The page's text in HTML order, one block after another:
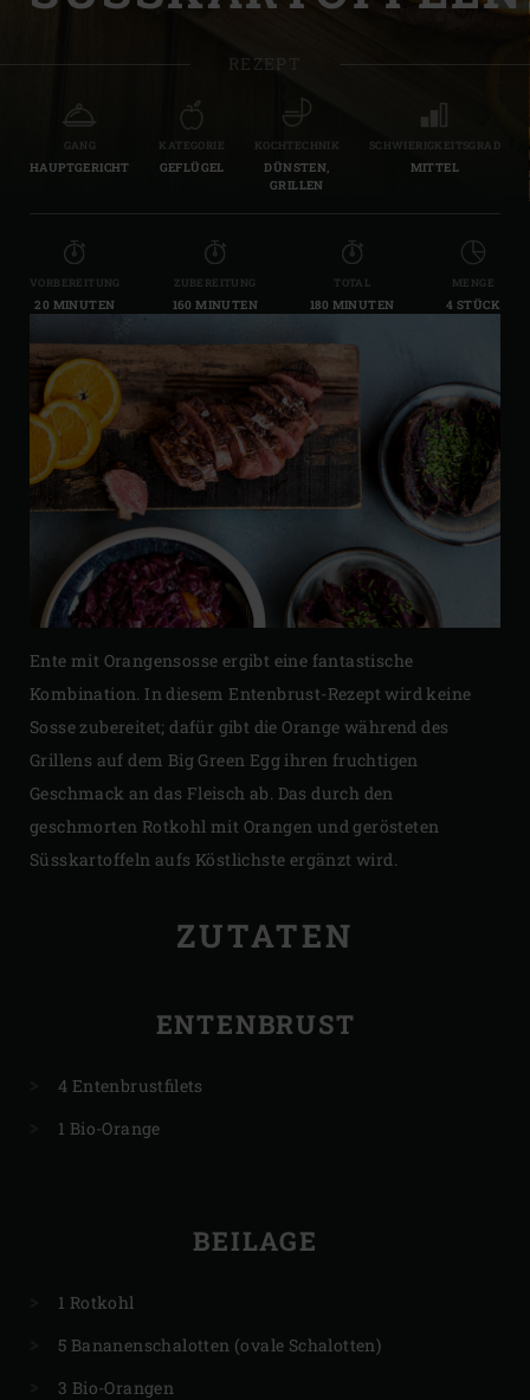
REZEPT
GANG
HAUPTGERICHT
KATEGORIE
GEFLÜGEL
KOCHTECHNIK
DÜNSTEN,
GRILLEN
SCHWIERIGKEITSGRAD
MITTEL
VORBEREITUNG
20 MINUTEN
ZUBEREITUNG
160 MINUTEN
TOTAL
180 MINUTEN
MENGE
4 STÜCK
Ente mit Orangensosse ergibt eine fantastische
Kombination. In diesem Entenbrust-Rezept wird keine
Sosse zubereitet; dafür gibt die Orange während des
Grillens auf dem Big Green Egg ihren fruchtigen
Geschmack an das Fleisch ab. Das durch den
geschmorten Rotkohl mit Orangen und gerösteten
Süsskartoffeln aufs Köstlichste ergänzt wird.
ZUTATEN
ENTENBRUST
4 Entenbrustfilets
1 Bio-Orange
BEILAGE
1 Rotkohl
5 Bananenschalotten (ovale Schalotten)
3 Bio-Orangen